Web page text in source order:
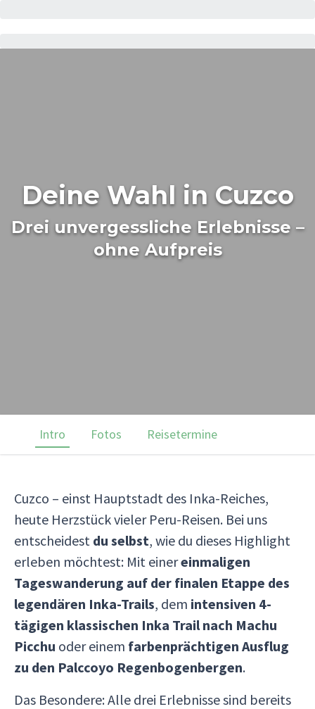
Deine Wahl in Cuzco
Drei unvergessliche Erlebnisse –
ohne Aufpreis
Intro Fotos Reisetermine
Cuzco – einst Hauptstadt des Inka-Reiches,
heute Herzstück vieler Peru-Reisen. Bei uns
entscheidest du selbst, wie du dieses Highlight
erleben möchtest: Mit einereinmaligen
Tageswanderung auf der finalen Etappe des
legendären Inka-Trails, dem intensiven 4-
tägigen klassischen Inka Trail nach Machu
Picchu oder einem farbenprächtigen Ausflug
zu den Palccoyo Regenbogenbergen.
Das Besondere: Alle drei Erlebnisse sind bereits